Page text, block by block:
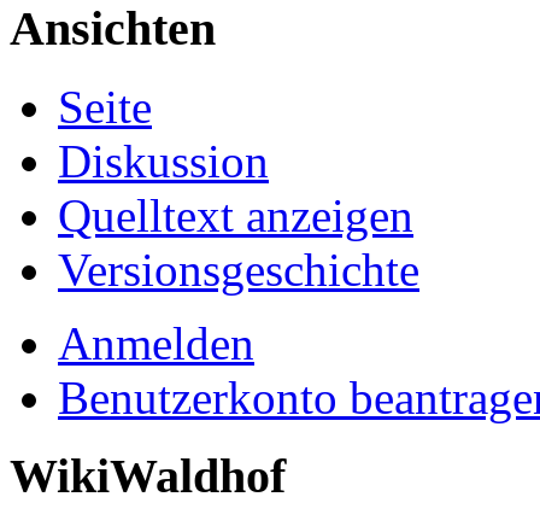
Ansichten
Seite
Diskussion
Quelltext anzeigen
Versionsgeschichte
Anmelden
Benutzerkonto
WikiWaldhof